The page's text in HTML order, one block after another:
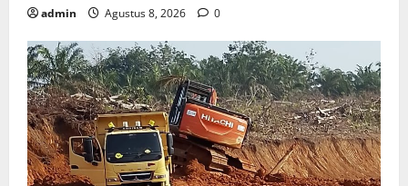
admin Agustus 8, 2026 0